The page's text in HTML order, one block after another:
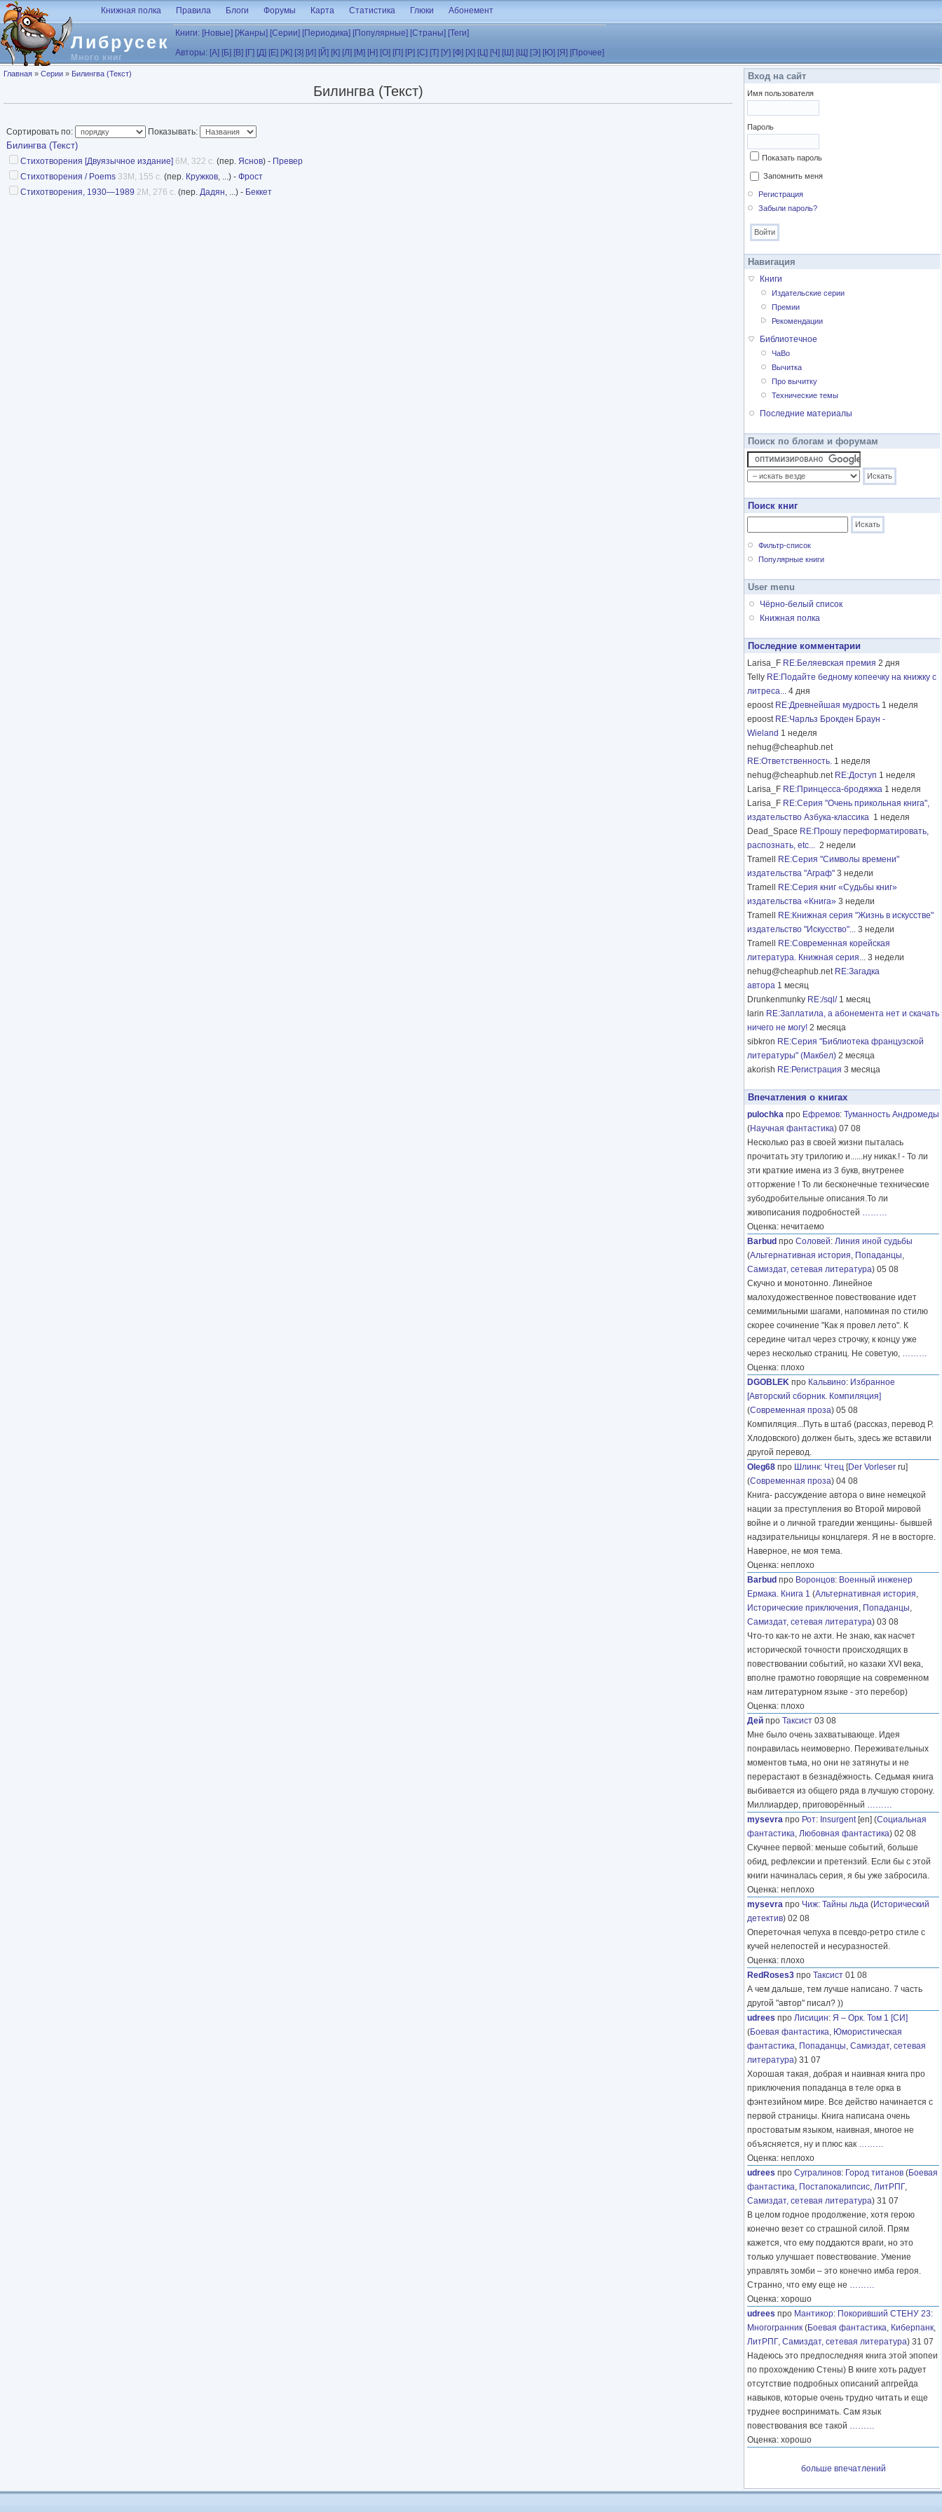
Перейти к основному содержанию
Либрусек
Много книг
Книжная полка Правила Блоги Форумы Карта Статистика Глюки Абонемент
Книги: [Новые] [Жанры] [Серии] [Периодика] [Популярные] [Страны] [Теги]
Авторы: [А] [Б] [В] [Г] [Д] [Е] [Ж] [З] [И] [Й] [К] [Л] [М] [Н] [О] [П] [Р] [С] [Т] [У] [Ф] [Х] [Ц] [Ч] [Ш] [Щ] [Э] [Ю] [Я] [Прочее]
Вы здесь
Главная » Серии » Билингва (Текст)
Билингва (Текст)
Сортировать по: Показывать:
Билингва (Текст)
Стихотворения [Двуязычное издание] 6M, 322 с. (пер. Яснов) - Превер
Стихотворения / Poems 33M, 155 с. (пер. Кружков, ...) - Фрост
Стихотворения, 1930—1989 2M, 276 с. (пер. Дадян, ...) - Беккет
Вход на сайт
Имя пользователя
Пароль
Показать пароль
Запомнить меня
Регистрация
Забыли пароль?
Навигация
Книги
Издательские серии
Премии
Рекомендации
Библиотечное
ЧаВо
Вычитка
Про вычитку
Технические темы
Последние материалы
Поиск по блогам и форумам
Поиск книг
Фильтр-список
Популярные книги
User menu
Чёрно-белый список
Книжная полка
Последние комментарии
Larisa_F RE:Беляевская премия 2 дня
Telly RE:Подайте бедному копеечку на книжку с
литреса... 4 дня
epoost RE:Древнейшая мудрость 1 неделя
epoost RE:Чарльз Брокден Браун -
Wieland 1 неделя
nehug@cheaphub.net
RE:Ответственность. 1 неделя
nehug@cheaphub.net RE:Доступ 1 неделя
Larisa_F RE:Принцесса-бродяжка 1 неделя
Larisa_F RE:Серия "Очень прикольная книга",
издательство Азбука-классика 1 неделя
Dead_Space RE:Прошу переформатировать,
распознать, etc... 2 недели
Tramell
RE:Серия "Символы времени"
издательства "Аграф" 3 недели
Tramell
RE:Серия книг «Судьбы книг»
издательства «Книга» 3 недели
Tramell
RE:Книжная серия "Жизнь в искусстве"
издательство "Искусство"... 3 недели
Tramell
RE:Современная корейская
литература. Книжная серия... 3 недели
nehug@cheaphub.net RE:Загадка
автора 1 месяц
Drunkenmunky RE:/sql/ 1 месяц
larin RE:Заплатила, а абонемента нет и скачать
ничего не могу! 2 месяца
sibkron RE:Серия "Библиотека французской
литературы" (Макбел) 2 месяца
akorish RE:Регистрация 3 месяца
Впечатления о книгах
pulochka про Ефремов: Туманность Андромеды
(Научная фантастика) 07 08
Несколько раз в своей жизни пыталась
прочитать эту трилогию и......ну никак.! - То ли
эти краткие имена из 3 букв, внутренее
отторжение ! То ли бесконечные технические
зубодробительные описания.То ли
живописания подробностей ………
Оценка: нечитаемо
Barbud про Соловей: Линия иной судьбы
(Альтернативная история, Попаданцы,
Самиздат, сетевая литература) 05 08
Скучно и монотонно. Линейное
малохудожественное повествование идет
семимильными шагами, напоминая по стилю
скорее сочинение "Как я провел лето". К
середине читал через строчку, к концу уже
через несколько страниц. Не советую, ………
Оценка: плохо
DGOBLEK про Кальвино: Избранное
[Авторский сборник. Компиляция]
(Современная проза) 05 08
Компиляция...Путь в штаб (рассказ, перевод Р.
Хлодовского) должен быть, здесь же вставили
другой перевод.
Oleg68 про Шлинк: Чтец [Der Vorleser ru]
(Современная проза) 04 08
Книга- рассуждение автора о вине немецкой
нации за преступления во Второй мировой
войне и о личной трагедии женщины- бывшей
надзирательницы концлагеря. Я не в восторге.
Наверное, не моя тема.
Оценка: неплохо
Barbud про Воронцов: Военный инженер
Ермака. Книга 1 (Альтернативная история,
Исторические приключения, Попаданцы,
Самиздат, сетевая литература) 03 08
Что-то как-то не ахти. Не знаю, как насчет
исторической точности происходящих в
повествовании событий, но казаки XVI века,
вполне грамотно говорящие на современном
нам литературном языке - это перебор)
Оценка: плохо
Дей про Таксист 03 08
Мне было очень захватывающе. Идея
понравилась неимоверно. Переживательных
моментов тьма, но они не затянуты и не
перерастают в безнадёжность. Седьмая книга
выбивается из общего ряда в лучшую сторону.
Миллиардер, приговорённый ………
mysevra про Рот: Insurgent[en] (Социальная
фантастика, Любовная фантастика) 02 08
Скучнее первой: меньше событий, больше
обид, рефлексии и претензий. Если бы с этой
книги начиналась серия, я бы уже забросила.
Оценка: неплохо
mysevra про Чиж: Тайны льда (Исторический
детектив) 02 08
Опереточная чепуха в псевдо-ретро стиле с
кучей нелепостей и несуразностей.
Оценка: плохо
RedRoses3 про Таксист 01 08
А чем дальше, тем лучше написано. 7 часть
другой "автор" писал? ))
udrees про Лисицин: Я – Орк. Том 1 [СИ]
(Боевая фантастика, Юмористическая
фантастика, Попаданцы, Самиздат, сетевая
литература) 31 07
Хорошая такая, добрая и наивная книга про
приключения попаданца в теле орка в
фэнтезийном мире. Все действо начинается с
первой страницы. Книга написана очень
простоватым языком, наивная, многое не
объясняется, ну и плюс как ………
Оценка: неплохо
udrees про Сугралинов: Город титанов (Боевая
фантастика, Постапокалипсис, ЛитРПГ,
Самиздат, сетевая литература) 31 07
В целом годное продолжение, хотя герою
конечно везет со страшной силой. Прям
кажется, что ему поддаются враги, но это
только улучшает повествование. Умение
управлять зомби – это конечно имба героя.
Странно, что ему еще не ………
Оценка: хорошо
udrees про Мантикор: Покоривший СТЕНУ 23:
Многогранник (Боевая фантастика, Киберпанк,
ЛитРПГ, Самиздат, сетевая литература) 31 07
Надеюсь это предпоследняя книга этой эпопеи
по прохождению Стены) В книге хоть радует
отсутствие подробных описаний апгрейда
навыков, которые очень трудно читать и еще
труднее воспринимать. Сам язык
повествования все такой ………
Оценка: хорошо
больше впечатлений